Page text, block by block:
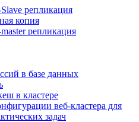
репликация
копия
репликация
в базе данных
в кластере
веб-кластера для
задач